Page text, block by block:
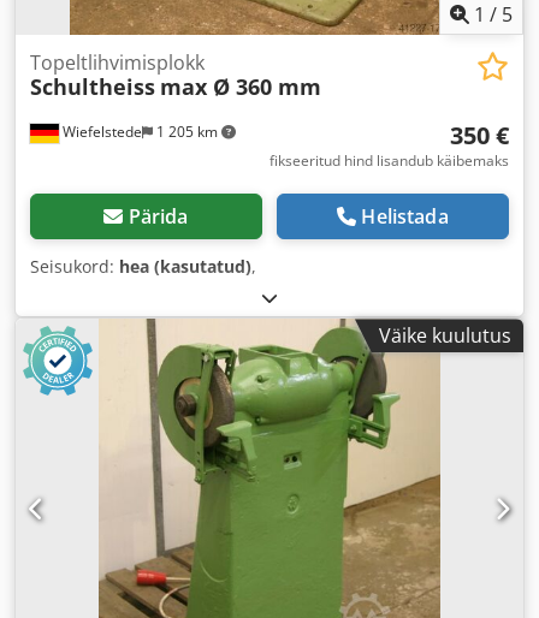
1 / 5
Wiefelstede 1 205 km
Topeltlihvimisplokk
Schultheiss max Ø 360 mm
350 €
fikseeritud hind lisandub käibemaks
Pärida Helistada
Seisukord: hea (kasutatud),
Väike kuulutus